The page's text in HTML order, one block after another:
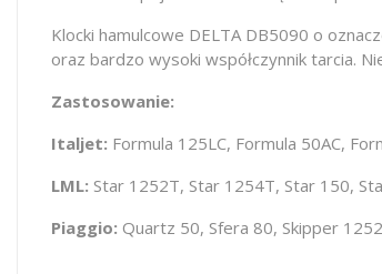
Klocki hamulcowe DELTA DB5090 o
oraz bardzo wysoki współczynnik tarcia.
Zastosowanie:
Italjet: Formula 125LC, Formula 50AC,
LML: Star 1252T, Star 1254T, Star 150,
Piaggio: Quartz 50, Sfera 80, Skipper